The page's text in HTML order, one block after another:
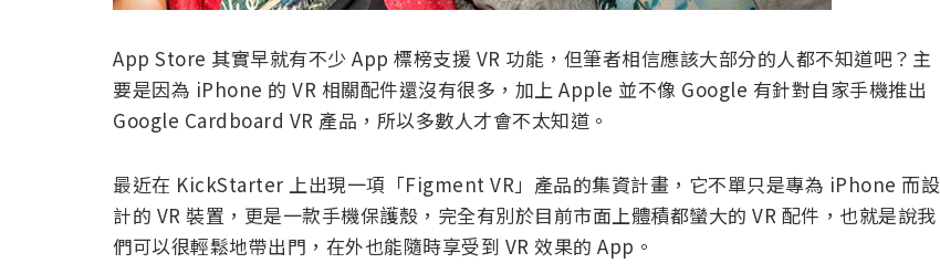
App Store 其實早就有不少 App 標榜支援 VR 功能，但筆者相信應該大部分的人都不知道吧？主
要是因為 iPhone 的 VR 相關配件還沒有很多，加上 Apple 並不像 Google 有針對自家手機推出
Google Cardboard VR 產品，所以多數人才會不太知道。
最近在 KickStarter 上出現一項「Figment VR」產品的集資計畫，它不單只是專為 iPhone 而設
計的 VR 裝置，更是一款手機保護殼，完全有別於目前市面上體積都蠻大的 VR 配件，也就是說我
們可以很輕鬆地帶出門，在外也能隨時享受到 VR 效果的 App。